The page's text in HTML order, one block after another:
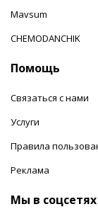
Mavsum
CHEMODANCHIK
Помощь
Связаться с нами
Услуги
Правила
Реклама
Мы в соцсетях